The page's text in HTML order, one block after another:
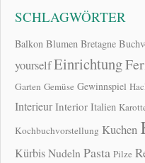
SCHLAGWÖRTER
Balkon Blumen Bretagne
yourselfEinrichtung
Garten Gemüse Gewinnspiel
Interieur Interior Italien
Kochbuchvorstellung Kuchen
KürbisNudeln Pasta Pilze